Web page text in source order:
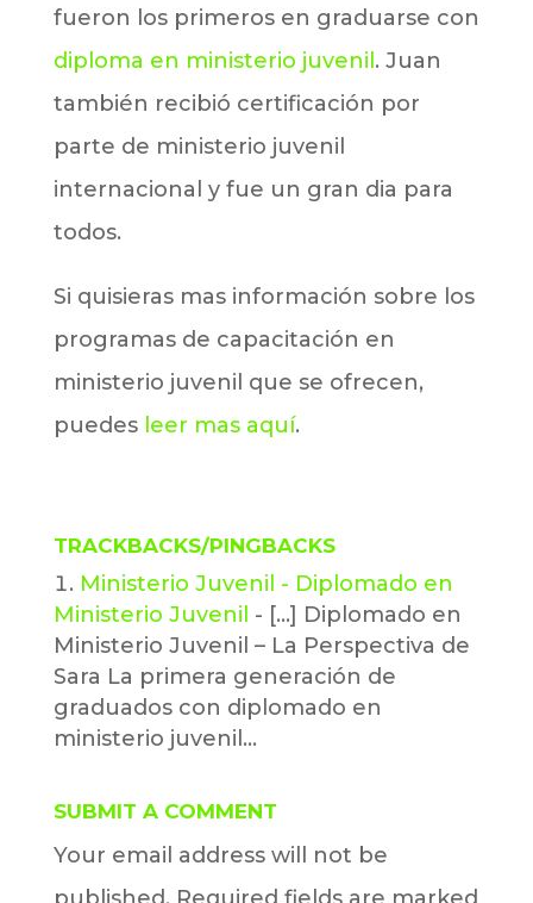
fueron los primeros en graduarse con
diploma en ministerio juvenil . Juan
también recibió certificación por
parte de ministerio juvenil
internacional y fue un gran dia para
todos.
Si quisieras mas información sobre los
programas de capacitación en
ministerio juvenil que se ofrecen,
puedesleer mas aquí.
TRACKBACKS/PINGBACKS
Ministerio Juvenil - Diplomado en
Ministerio Juvenil - [...] Diplomado en
Ministerio Juvenil – La Perspectiva de
Sara La primera generación de
graduados con diplomado en
ministerio juvenil…
SUBMIT A COMMENT
Your email address will not be